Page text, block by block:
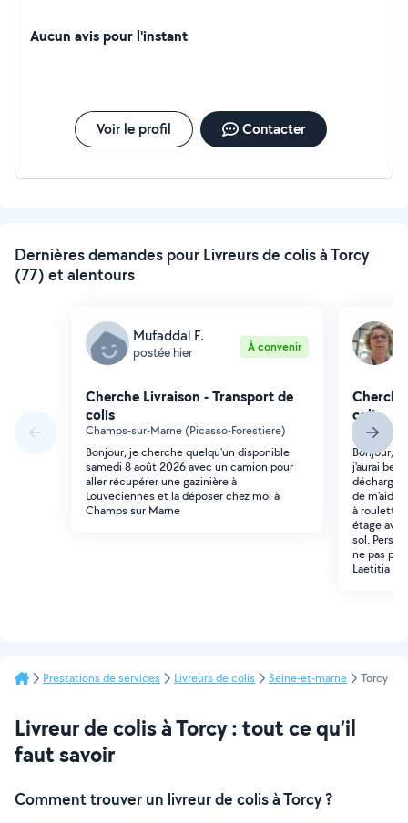
Aucun avis pour l'instant
Voir le profil Contacter
Dernières demandes pour Livreurs de colis à Torcy
(77) et alentours
Mufaddal F.
postée hier À convenir
Cherche Livraison - Transport de
colis
Champs-sur-Marne (Picasso-Forestiere)
Bonjour, je cherche quelqu'un disponible
samedi 8 août 2026 avec un camion pour
aller récupérer une gazinière à
Louveciennes et la déposer chez moi à
Champs sur Marne
colis
Torcy
Bonjour,
j'aurai
décharger
de m'aider
à
étage
sol.
ne pas
Laetitia
Prestations de services Livreurs de colis Seine-et-marne Torcy
Livreur de colis à Torcy : tout ce qu’il
faut savoir
Comment trouver un livreur de colis à Torcy ?